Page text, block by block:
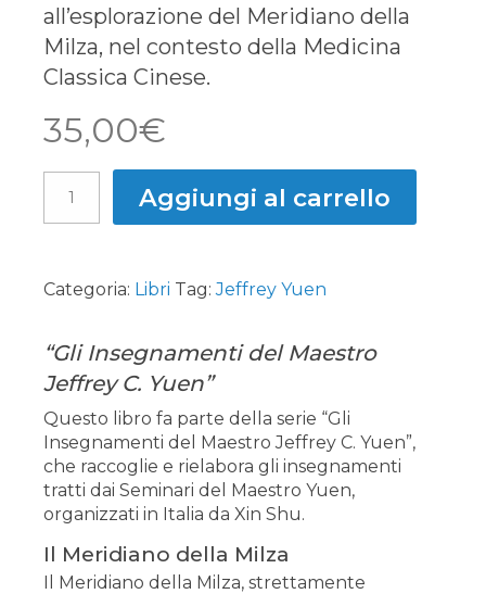
all’esplorazione del Meridiano della
Milza, nel contesto della Medicina
Classica Cinese.
35,00€
Aggiungi al carrello
Categoria: Libri Tag:Jeffrey Yuen
“Gli Insegnamenti del Maestro
Jeffrey C. Yuen”
Questo libro fa parte della serie “Gli
Insegnamenti del Maestro Jeffrey C. Yuen”,
che raccoglie e rielabora gli insegnamenti
tratti dai Seminari del Maestro Yuen,
organizzati in Italia da Xin Shu.
Il Meridiano della Milza
Il Meridiano della Milza, strettamente